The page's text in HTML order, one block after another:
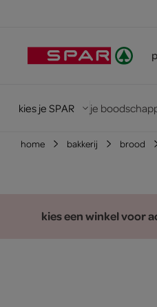
kies je SPAR je
home bakkerij brood
kies een winkel voor